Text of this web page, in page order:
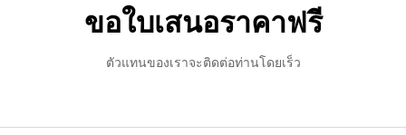
ขอใบเสนอราคาฟรี
ตัวแทนของเราจะติดต่อท่านโดยเร็ว